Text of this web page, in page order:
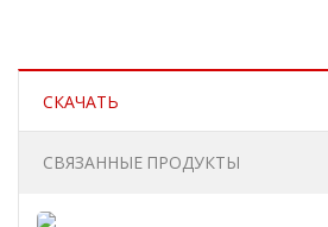
СКАЧАТЬ
СВЯЗАННЫЕ ПРОДУКТЫ